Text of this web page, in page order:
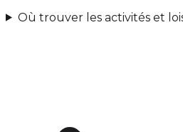
Où trouver les activités et